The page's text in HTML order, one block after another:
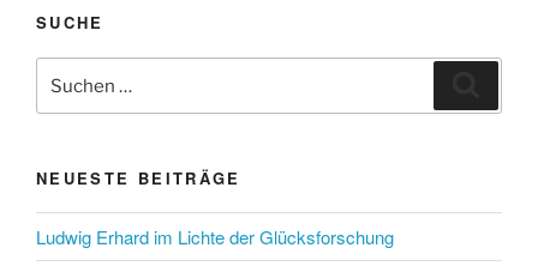
SUCHE
nach:
NEUESTE BEITRÄGE
Ludwig Erhard im Lichte der Glücksforschung